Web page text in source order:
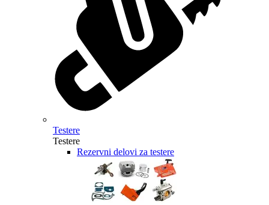
Testere
Testere
Rezervni delovi za testere